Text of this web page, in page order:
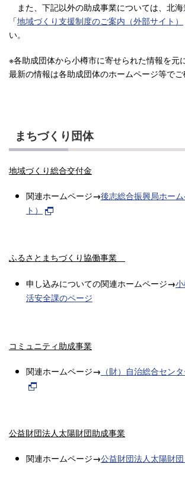
また、下記以外の助成事業については、北
「地域づくり支援制度のご案内（外部サイト）
い。
※各助成団体から小樽市に寄せられた情報を元
最新の情報は各助成団体のホームページ等でご
まちづくり団体
地域づくり総合交付金
関連ホームページ→後志総合振興局ホー
ト）
ふるさとまちづくり協働事業
申し込みについての関連ホームページ→
活安全課のページ
コミュニティ助成事業
関連ホームページ→ （財）自治総合セン
公益財団法人太陽財団助成事業
関連ホームページ→公益財団法人太陽財団